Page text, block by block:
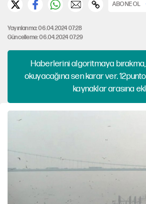
ABONE OL
Yayınlanma: 06.04.2024 07:28
Güncelleme: 06.04.2024 07:29
Haberlerini algoritmaya bırakma,
okuyacağına sen karar ver.
kaynaklar arasına